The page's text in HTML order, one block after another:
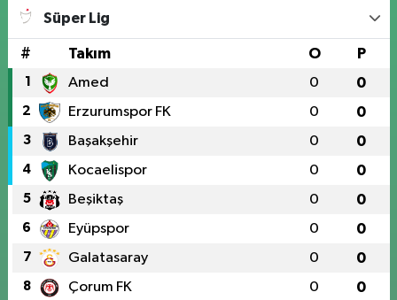
Süper Lig
# Takım O P
1 Amed 0 0
2 Erzurumspor FK 0 0
3 Başakşehir 0 0
4 Kocaelispor 0 0
5 Beşiktaş 0 0
6 Eyüpspor 0 0
7 Galatasaray 0 0
8 Çorum FK 0 0